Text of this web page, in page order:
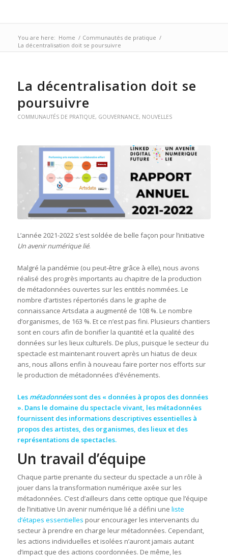
You are here: Home / Communautés de pratique /
La décentralisation doit se poursuivre
La décentralisation doit se
poursuivre
COMMUNAUTÉS DE PRATIQUE, GOUVERNANCE, NOUVELLES
L’année 2021-2022 s’est soldée de belle façon pour l’initiative
Un avenir numérique lié.
Malgré la pandémie (ou peut-être grâce à elle), nous avons
réalisé des progrès importants au chapitre de la production
de métadonnées ouvertes sur les entités nommées. Le
nombre d’artistes répertoriés dans le graphe de
connaissance Artsdata a augmenté de 108 %. Le nombre
d’organismes, de 163 %. Et ce n’est pas fini. Plusieurs chantiers
sont en cours afin de bonifier la quantité et la qualité des
données sur les lieux culturels. De plus, puisque le secteur du
spectacle est maintenant rouvert après un hiatus de deux
ans, nous allons enfin à nouveau faire porter nos efforts sur
le production de métadonnées d’événements.
Les métadonnéessont des « données à propos des données
». Dans le domaine du spectacle vivant, les métadonnées
fournissent des informations descriptives essentielles à
propos des artistes, des organismes, des lieux et des
représentations de spectacles.
Un travail d’équipe
Chaque partie prenante du secteur du spectacle a un rôle à
jouer dans la transformation numérique axée sur les
métadonnées. C’est d’ailleurs dans cette optique que l’équipe
de l’initiative Un avenir numérique lié a défini une liste
d’étapes essentielles pour encourager les intervenants du
secteur à prendre en charge leur métadonnées. Cependant,
les actions individuelles et isolées n’auront jamais autant
d’impact que des actions coordonnées. De même, les